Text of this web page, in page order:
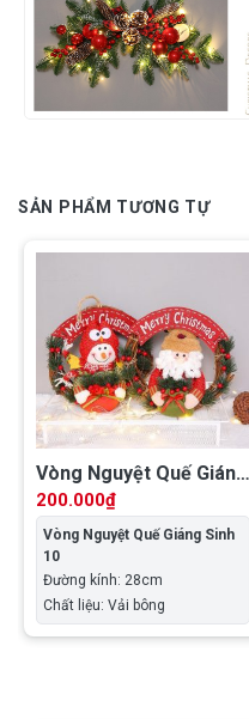
SẢN PHẨM TƯƠNG TỰ
Vòng Nguyệt Quế Giáng
Sinh 10
200.000₫
Vòng Nguyệt Quế Giáng Sinh
10
Đường kính: 28cm
Chất liệu: Vải bông